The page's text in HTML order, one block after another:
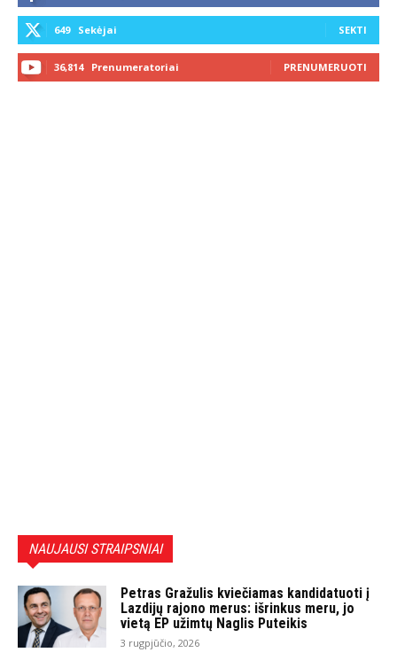
649 Sekėjai SEKTI
36,814 Prenumeratoriai PRENUMERUOTI
NAUJAUSI STRAIPSNIAI
Petras Gražulis kviečiamas kandidatuoti į
Lazdijų rajono merus: išrinkus meru, jo
vietą EP užimtų Naglis Puteikis
3 rugpjūčio, 2026